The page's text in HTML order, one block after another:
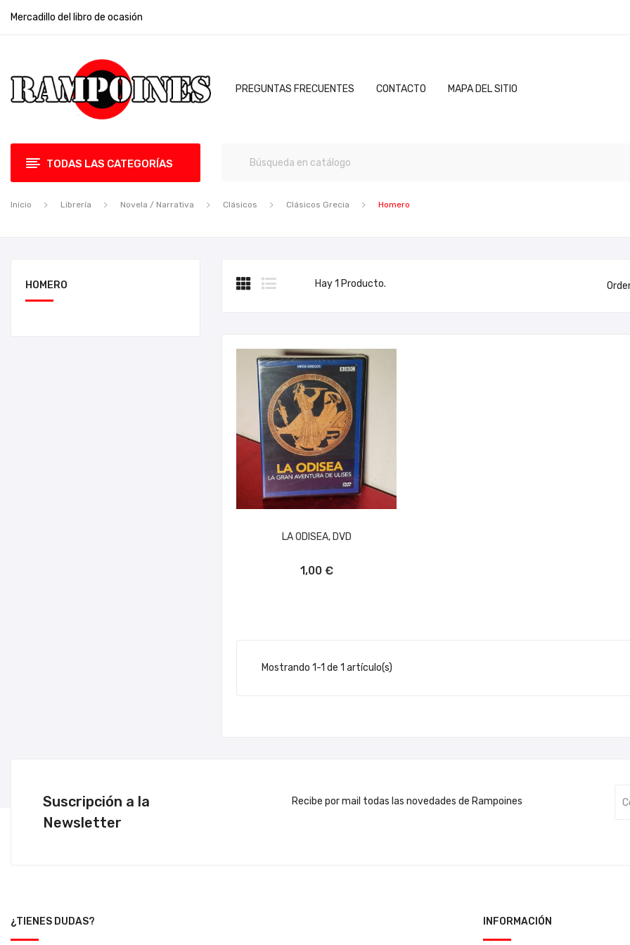
Mercadillo del libro de ocasión
PREGUNTAS FRECUENTES CONTACTO MAPA DEL SITIO
TODAS LAS CATEGORÍAS
Inicio Librería Novela / Narrativa Clásicos Clásicos Grecia Homero
HOMERO Hay 1 Producto.
LA ODISEA, DVD
1,00 €
Mostrando 1-1 de 1 artículo(s)
Suscripción a la
Newsletter
Recibe por mail todas las novedades de Rampoines
¿TIENES DUDAS? INFORMACIÓN